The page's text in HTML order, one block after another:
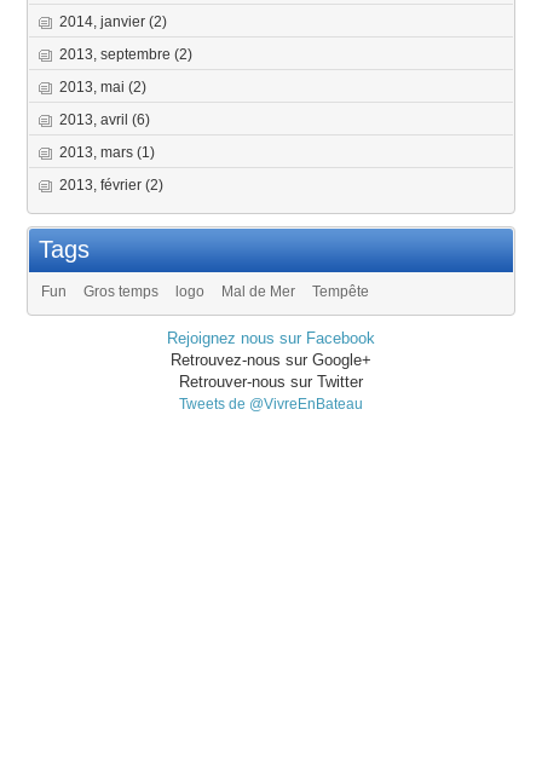
2014, janvier(2)
2013, septembre(2)
2013, mai(2)
2013, avril(6)
2013, mars(1)
2013, février(2)
Tags
Fun Gros temps logo Mal de Mer Tempête
Rejoignez nous sur Facebook
Retrouvez-nous sur Google+
Retrouver-nous sur Twitter
Tweets de @VivreEnBateau